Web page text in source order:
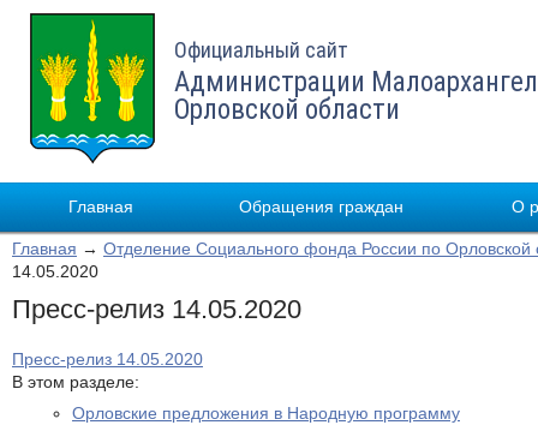
Официальный сайт
Администрации
Орловской области
Главная Обращения граждан О
Главная → Отделение Социального фонда России по Орловской
14.05.2020
Пресс-релиз 14.05.2020
Пресс-релиз 14.05.2020
В этом разделе:
Орловские предложения в Народную программу